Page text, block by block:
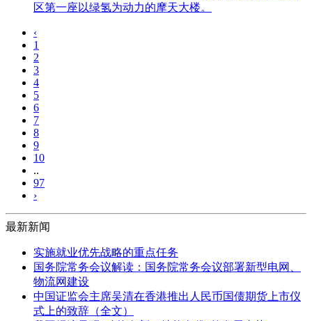
区第一座以绿氢为动力的摩天大楼。
‹
1
2
3
4
5
6
7
8
9
10
..
97
›
最新新闻
实施就业优先战略的重点任务
国务院常务会议解读：国务院常务会议部署新型电网、
物流网建设
中国证监会主席吴清在香港推出人民币国债期货上市仪
式上的致辞（全文）